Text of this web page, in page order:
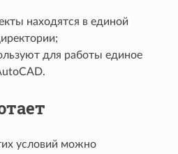
находятся в единой
для работы единое
условий можно